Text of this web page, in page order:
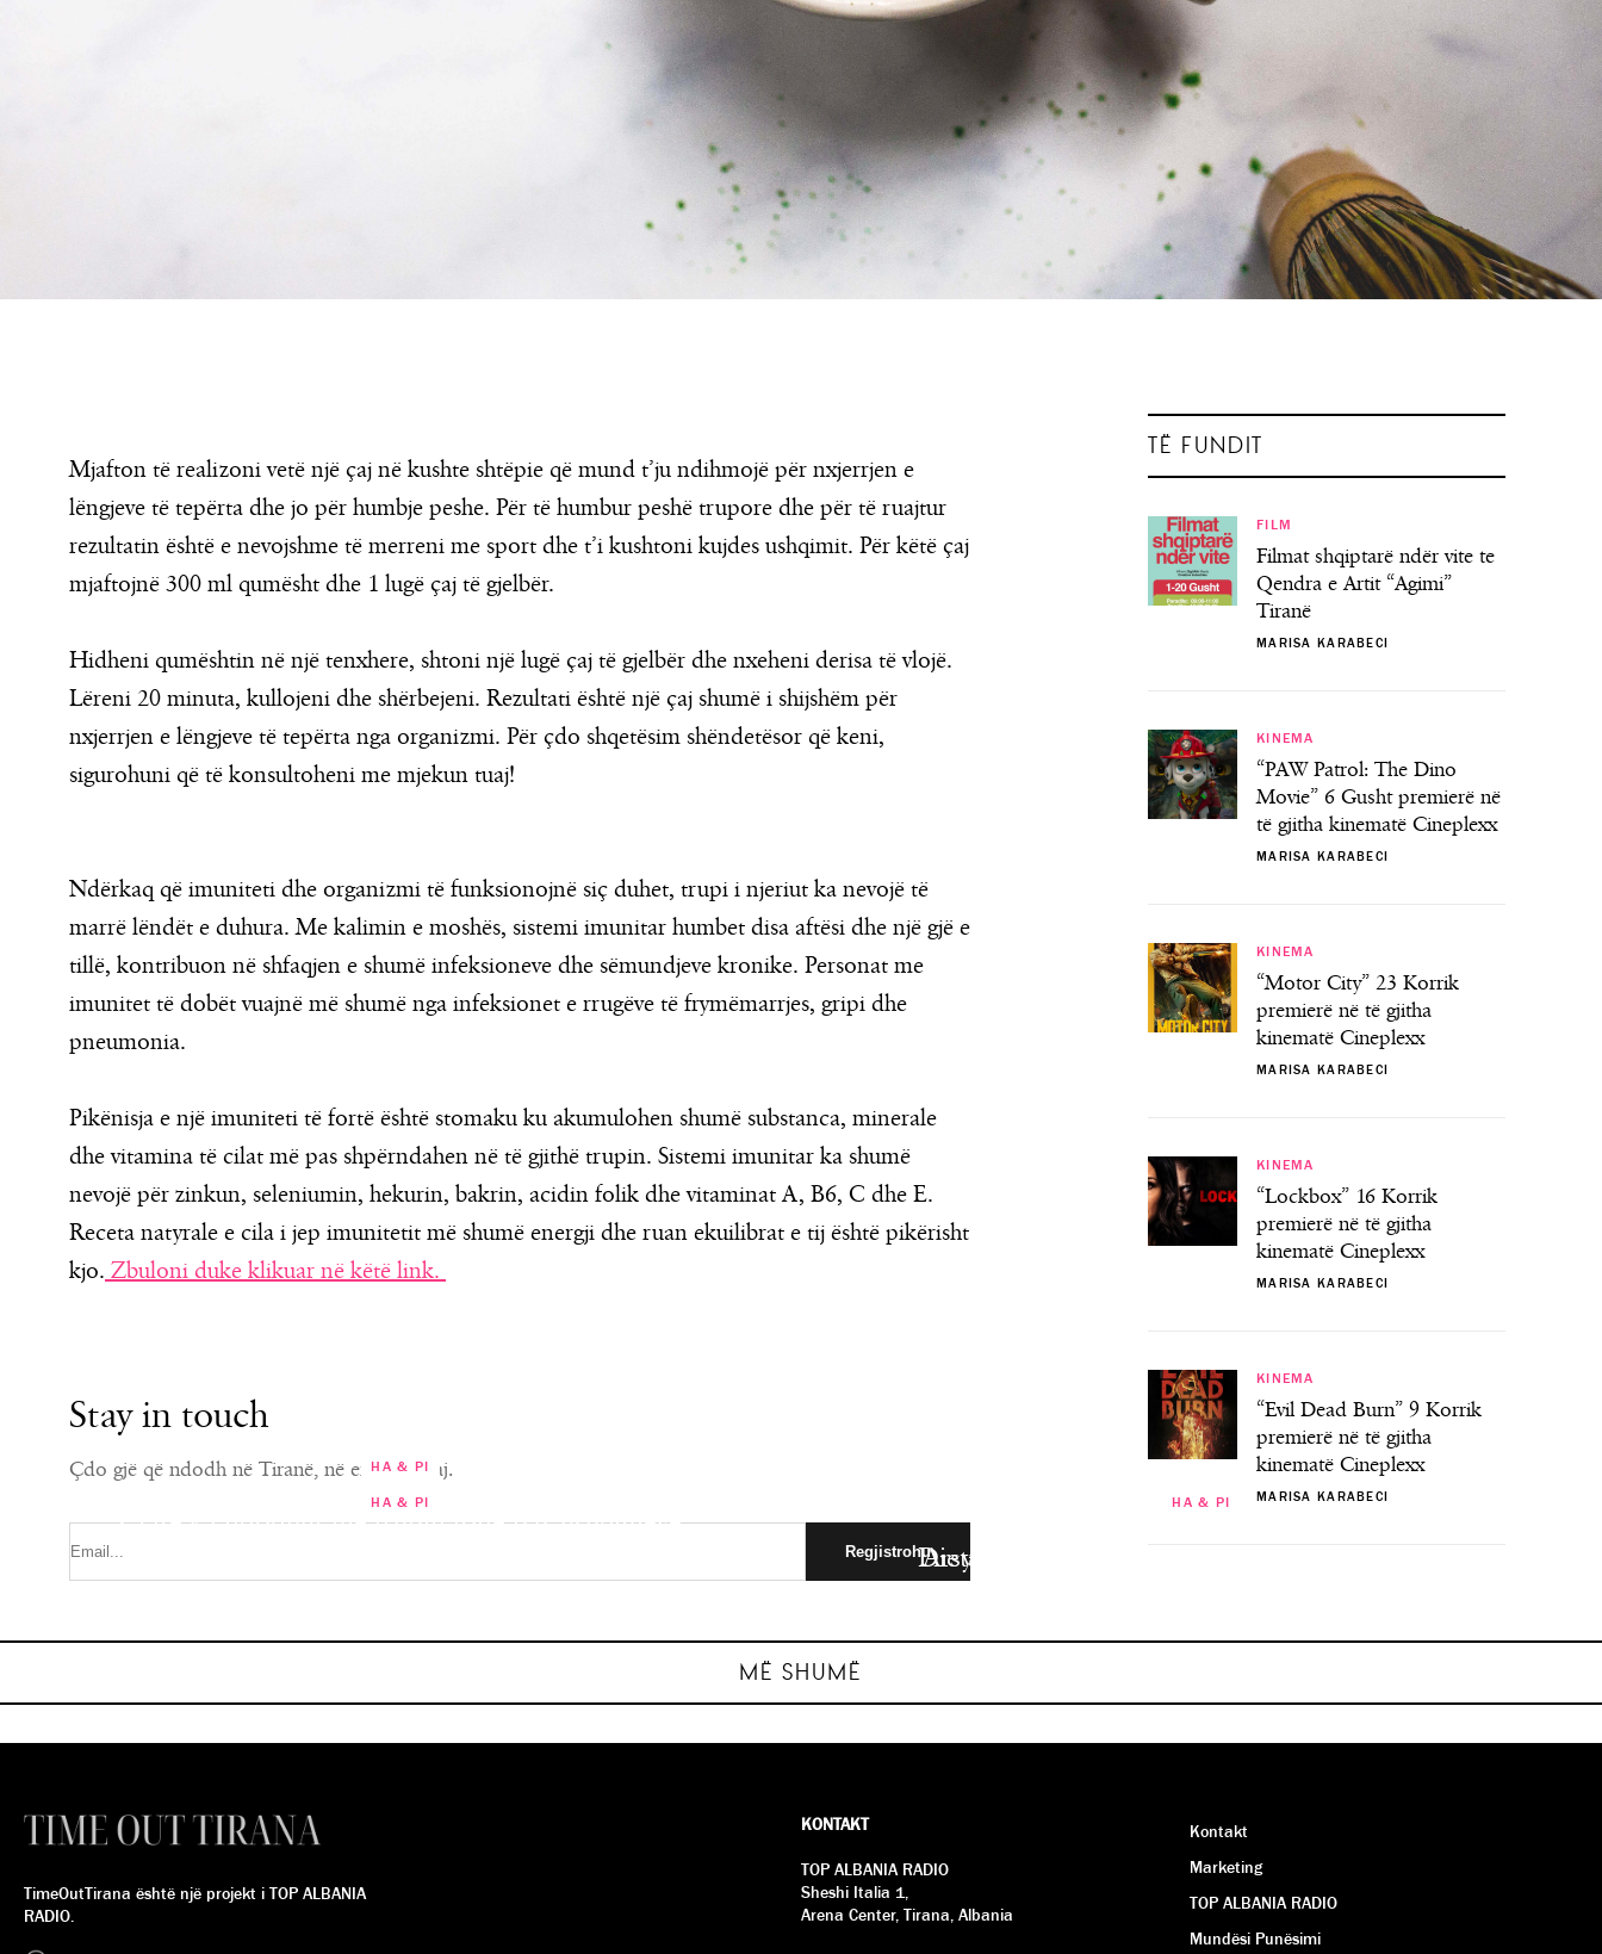
Mjafton të realizoni vetë një çaj në kushte shtëpie që mund t’ju ndihmojë për nxjerrjen e
lëngjeve të tepërta dhe jo për humbje peshe. Për të humbur peshë trupore dhe për të ruajtur
rezultatin është e nevojshme të merreni me sport dhe t’i kushtoni kujdes ushqimit. Për këtë çaj
mjaftojnë 300 ml qumësht dhe 1 lugë çaj të gjelbër.
Hidheni qumështin në një tenxhere, shtoni një lugë çaj të gjelbër dhe nxeheni derisa të vlojë.
Lëreni 20 minuta, kullojeni dhe shërbejeni. Rezultati është një çaj shumë i shijshëm për
nxjerrjen e lëngjeve të tepërta nga organizmi. Për çdo shqetësim shëndetësor që keni,
sigurohuni që të konsultoheni me mjekun tuaj!
Ndërkaq që imuniteti dhe organizmi të funksionojnë siç duhet, trupi i njeriut ka nevojë të
marrë lëndët e duhura. Me kalimin e moshës, sistemi imunitar humbet disa aftësi dhe një gjë e
tillë, kontribuon në shfaqjen e shumë infeksioneve dhe sëmundjeve kronike. Personat me
imunitet të dobët vuajnë më shumë nga infeksionet e rrugëve të frymëmarrjes, gripi dhe
pneumonia.
Pikënisja e një imuniteti të fortë është stomaku ku akumulohen shumë substanca, minerale
dhe vitamina të cilat më pas shpërndahen në të gjithë trupin. Sistemi imunitar ka shumë
nevojë për zinkun, seleniumin, hekurin, bakrin, acidin folik dhe vitaminat A, B6, C dhe E.
Receta natyrale e cila i jep imunitetit më shumë energji dhe ruan ekuilibrat e tij është pikërisht
kjo. Zbuloni duke klikuar në këtë link.
Stay in touch
Çdo gjë që ndodh në Tiranë, në emailin tuaj.
TË FUNDIT
FILM
Filmat shqiptarë ndër vite te
Qendra e Artit “Agimi”
Tiranë
MARISA KARABECI
KINEMA
“PAW Patrol: The Dino
Movie” 6 Gusht premierë në
të gjitha kinematë Cineplexx
MARISA KARABECI
KINEMA
“Motor City” 23 Korrik
premierë në të gjitha
kinematë Cineplexx
MARISA KARABECI
KINEMA
“Lockbox” 16 Korrik
premierë në të gjitha
kinematë Cineplexx
MARISA KARABECI
KINEMA
“Evil Dead Burn” 9 Korrik
premierë në të gjitha
kinematë Cineplexx
MARISA KARABECI
MË SHUMË
HA & PI
Çfarë ka ndodhur me trupin tonë pas ushqimeve
MARISA KARABECI
HA & PI
Arsyet e forta përse duhet të hani një lugë mjaltë
MARISA KARABECI
HA & PI
MARISA KARABECI
HA & PI
Dieta e jetëgjatësisë, konsumoni këtë frut të thatë
MARISA KARABECI
TimeOutTirana është një projekt i TOP ALBANIA
RADIO.
KONTAKT
TOP ALBANIA RADIO
Sheshi Italia 1,
Arena Center, Tirana, Albania
Kontakt
Marketing
TOP ALBANIA RADIO
Mundësi Punësimi